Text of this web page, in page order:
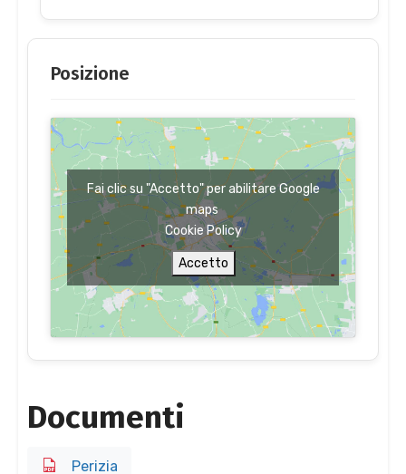
Posizione
Fai clic su "Accetto" per abilitare Google
maps
Cookie Policy
Accetto
Documenti
Perizia